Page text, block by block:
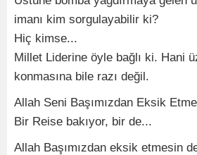
imanı kim sorgulayabilir ki?
Hiç kimse...
Millet Liderine öyle bağlı ki. Hani
konmasına bile razı değil.
Allah Seni Başımızdan Eksik
Bir Reise bakıyor, bir de...
Allah Başımızdan eksik etmesin